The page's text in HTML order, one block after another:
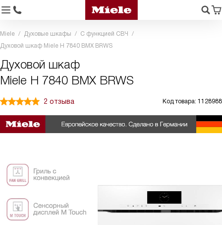
Miele Духовые шкафы
С функцией СВЧ
Духовой шкаф Miele H 7840 BMX BRWS
Духовой шкаф
Miele H 7840 BMX BRWS
2 отзыва Код товара: 1128988